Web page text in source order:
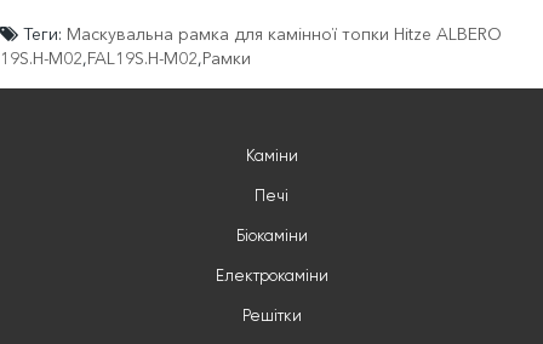
Теги: Маскувальна рамка для камінної топки Hitze ALBERO
19S.H-М02,FAL19S.H-М02,Рамки
Каміни
Печі
Біокаміни
Електрокаміни
Решітки